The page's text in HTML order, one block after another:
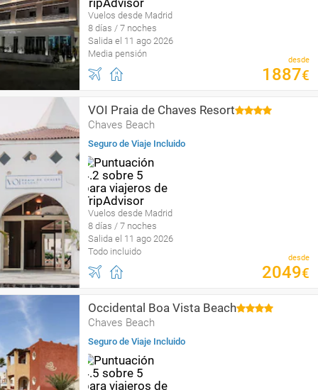
Vuelos desde Madrid
8 días / 7 noches
Salida el 11 ago 2026
Media pensión
desde
1887€
VOI Praia de Chaves Resort
Chaves Beach
Seguro de Viaje Incluido
Vuelos desde Madrid
8 días / 7 noches
Salida el 11 ago 2026
Todo incluido
desde
2049€
Occidental Boa Vista Beach
Chaves Beach
Seguro de Viaje Incluido